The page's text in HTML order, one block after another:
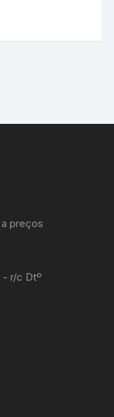
preços
- r/c Dtº